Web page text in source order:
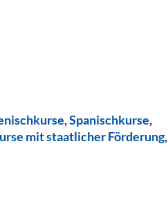
,Spanischkurse,
mit staatlicher Förderung,